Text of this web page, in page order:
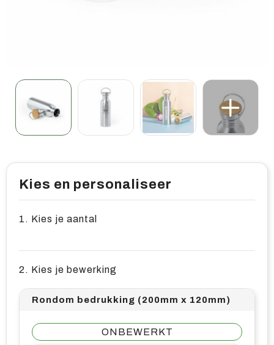
Overige relatiegeschenken
Kies en personaliseer
1. Kies je aantal
2. Kies je bewerking
Rondom bedrukking (200mm x 120mm)
ONBEWERKT